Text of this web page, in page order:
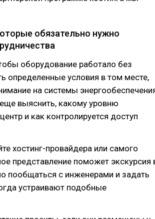
обязательно нужно
оборудование работало без
определенные условия в том месте,
на системы
выяснить, какому уровню
и как контролируется доступ
хостинг-провайдера или самого
представление поможет экскурсия
пообщаться с инженерами и задать
устраивают подобные